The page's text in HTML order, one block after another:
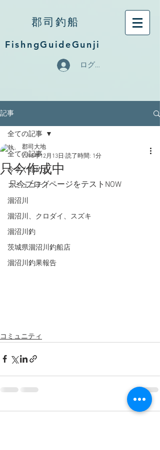
郡司釣船
FishngGuideGunji
ログイン
記事
全ての記事
今すぐ始める
コミュニティ
涸沼川
涸沼川、クロダイ、スズキ
涸沼川釣
茨城県涸沼川釣船店
涸沼川釣果報告
全ての記事
只今作成中
郡司大地
2018年12月13日 読了時間: 1分
只今ブログページをテストNOW
コミュニティ